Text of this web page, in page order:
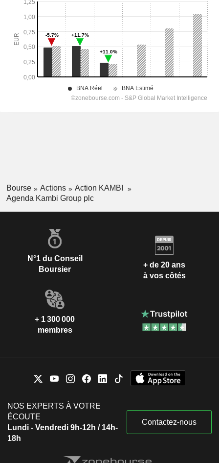
Bourse Actions
Action KAMBI
Agenda Kambi Group plc
N°1 du Conseil
Boursier
+ de 20 ans
à vos côtés
+ 1 300 000
membres
NOS EXPERTS À VOTRE
ÉCOUTE
Lundi - Vendredi 9h-12h / 14h-
18h
Contactez-nous